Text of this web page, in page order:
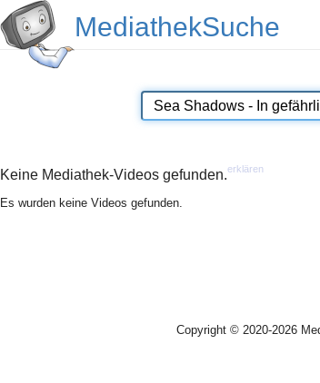
MediathekSuche
Keine Mediathek-Videos gefunden.erklären
Es wurden keine Videos gefunden.
Copyright © 2020-2026